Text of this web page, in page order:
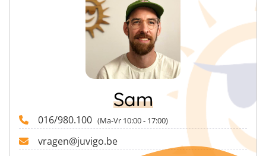
Sam
016/980.100 (Ma-Vr 10:00 - 17:00)
vragen@juvigo.be